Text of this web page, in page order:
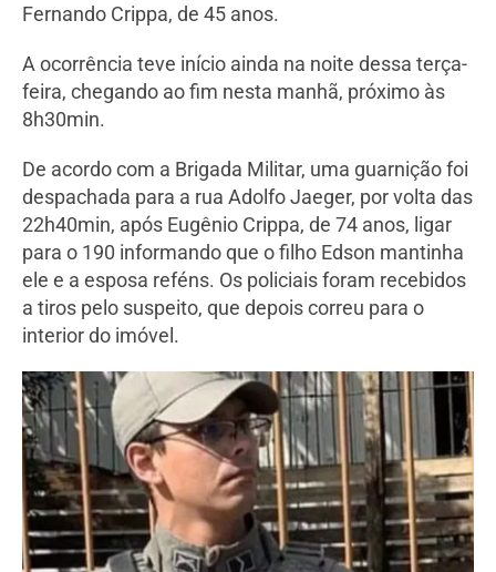
Fernando Crippa, de 45 anos.
A ocorrência teve início ainda na noite dessa terça-
feira, chegando ao fim nesta manhã, próximo às
8h30min.
De acordo com a Brigada Militar, uma guarnição foi
despachada para a rua Adolfo Jaeger, por volta das
22h40min, após Eugênio Crippa, de 74 anos, ligar
para o 190 informando que o filho Edson mantinha
ele e a esposa reféns. Os policiais foram recebidos
a tiros pelo suspeito, que depois correu para o
interior do imóvel.